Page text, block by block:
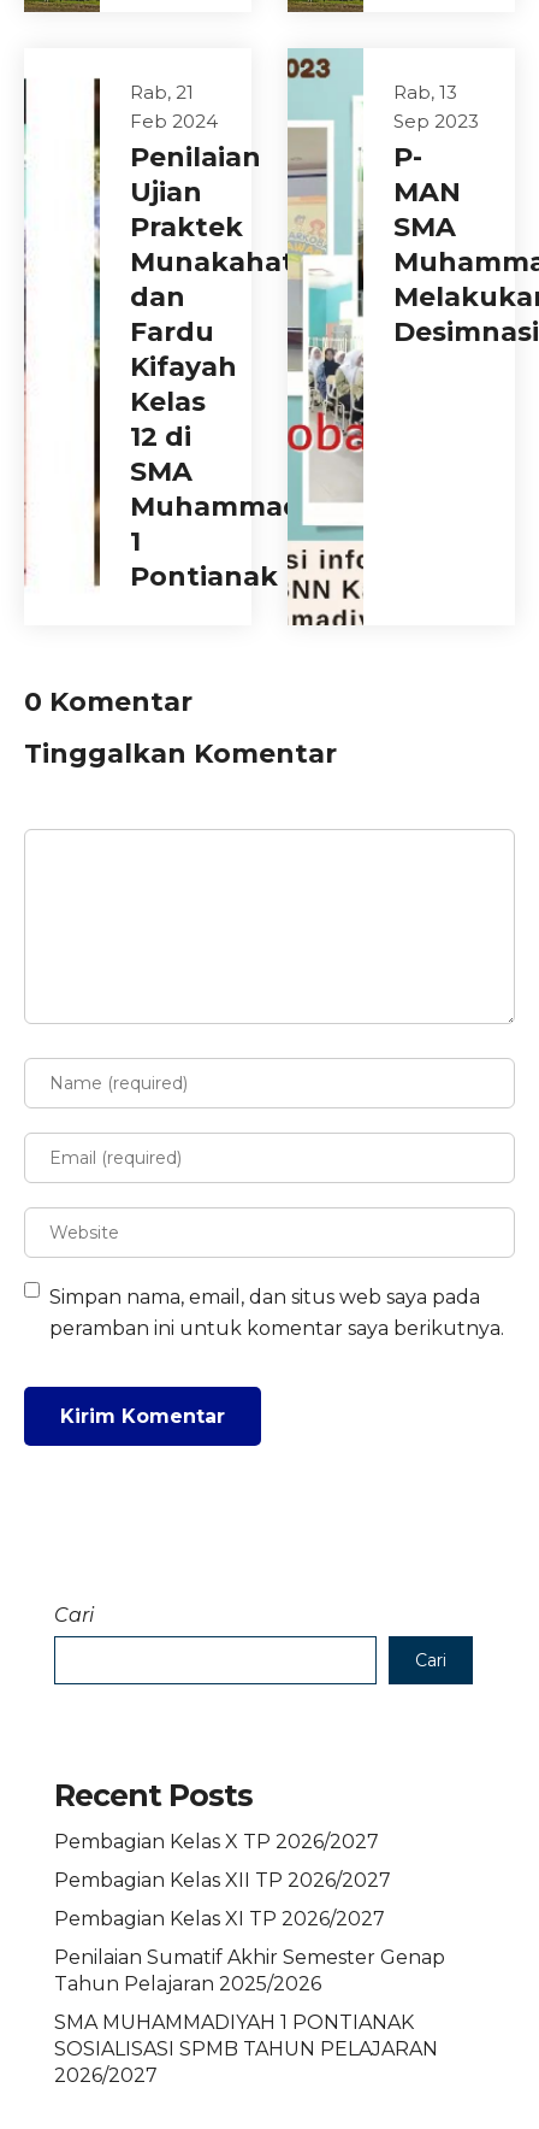
Rab, 21
Feb 2024
Penilaian
Ujian
Praktek
Munakahat
dan
Fardu
Kifayah
Kelas
12 di
SMA
Muhammadiyah
1
Pontianak
Rab, 13
Sep 2023
P-
MAN
SMA
Desimnasi
0 Komentar
Tinggalkan Komentar
Simpan nama, email, dan situs web saya pada
peramban ini untuk komentar saya berikutnya.
Cari
Cari
Recent Posts
Pembagian Kelas X TP 2026/2027
Pembagian Kelas XII TP 2026/2027
Pembagian Kelas XI TP 2026/2027
Penilaian Sumatif Akhir Semester Genap
Tahun Pelajaran 2025/2026
SMA MUHAMMADIYAH 1 PONTIANAK
SOSIALISASI SPMB TAHUN PELAJARAN
2026/2027